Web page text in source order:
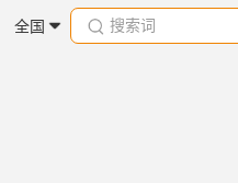
全国 搜索词